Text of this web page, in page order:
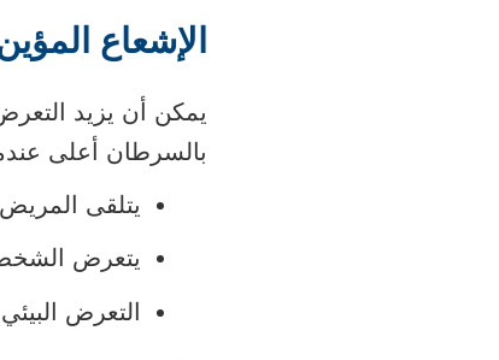
الإشعاع
يمكن أن يزيد
بالسرطان أعلى
يتلقى
يتعرض
التعرض